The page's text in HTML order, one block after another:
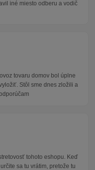
iné miesto odberu a vodič
tovaru domov bol úplne
Stôl sme dnes zložili a
tohoto eshopu. Keď
sa tu vrátim, pretože tu